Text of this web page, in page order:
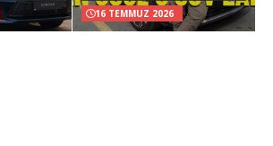
16 TEMMUZ 2026